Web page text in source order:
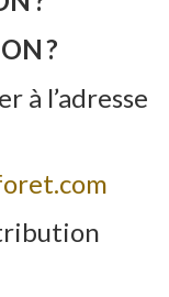
?
à l’adresse